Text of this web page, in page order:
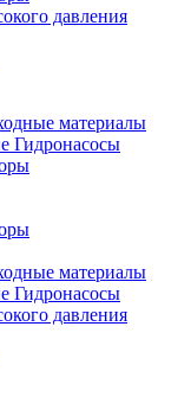
давления
материалы
Гидронасосы
материалы
Гидронасосы
давления